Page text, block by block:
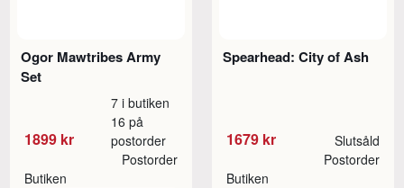
Ogor Mawtribes Army
Set
1899 kr
7 i butiken
16 på
postorder
Butiken
Postorder
Spearhead: City of Ash
1679 kr Slutsåld
Butiken
Postorder